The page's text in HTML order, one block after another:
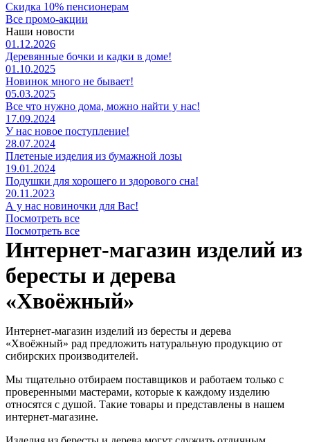
Скидка 10% пенсионерам
Все промо-акции
Наши новости
01.12.2026
Деревянные бочки и кадки в доме!
01.10.2025
Новинок много не бывает!
05.03.2025
Все что нужно дома, можно найти у нас!
17.09.2024
У нас новое поступление!
28.07.2024
Плетеные изделия из бумажной лозы
19.01.2024
Подушки для хорошего и здорового сна!
20.11.2023
А у нас новиночки для Вас!
Посмотреть все
Посмотреть все
Интернет-магазин изделий из
бересты и дерева
«Хвоёжный»
Интернет-магазин изделий из бересты и дерева
«Хвоёжный» рад предложить натуральную продукцию от
сибирских производителей.
Мы тщательно отбираем поставщиков и работаем только с
проверенными мастерами, которые к каждому изделию
относятся с душой. Такие товары и представлены в нашем
интернет-магазине.